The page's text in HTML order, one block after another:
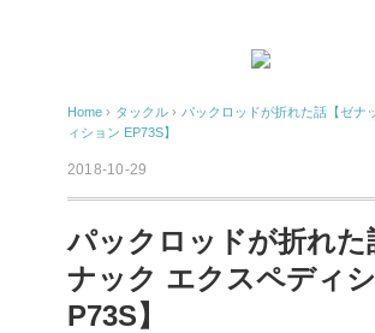
Home › タックル › パックロッドが折れた話【ゼナ
ィション EP73S】
2018-10-29
パックロッドが折れた
ナック エクスペディ
P73S】